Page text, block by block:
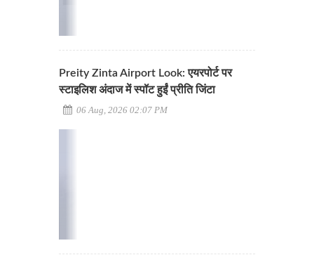
Preity Zinta Airport Look: एयरपोर्ट पर
स्टाइलिश अंदाज में स्पॉट हुईं प्रीति जिंटा
06 Aug, 2026 02:07 PM